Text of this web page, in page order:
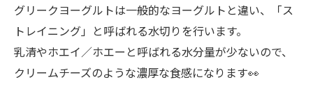
グリークヨーグルトは一般的なヨーグルトと違い、「ス
トレイニング」と呼ばれる水切りを行います。
乳清やホエイ／ホエーと呼ばれる水分量が少ないので、
クリームチーズのような濃厚な食感になります👀